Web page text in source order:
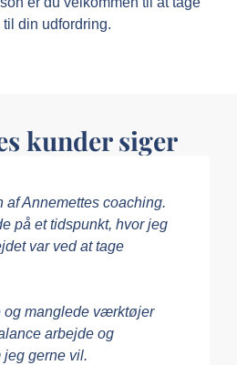
din udfordring.
kunder siger
af Annemettes coaching.
på et tidspunkt, hvor jeg
var ved at tage
og manglede værktøjer
arbejde og
jeg gerne vil.